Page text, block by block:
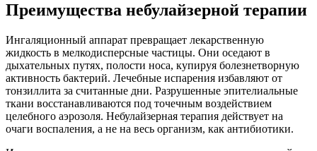
Преимущества небулайзерной терапии
Ингаляционный аппарат превращает лекарственную
жидкость в мелкодисперсные частицы. Они оседают в
дыхательных путях, полости носа, купируя болезнетворную
активность бактерий. Лечебные испарения избавляют от
тонзиллита за считанные дни. Разрушенные эпителиальные
ткани восстанавливаются под точечным воздействием
целебного аэрозоля. Небулайзерная терапия действует на
очаги воспаления, а не на весь организм, как антибиотики.